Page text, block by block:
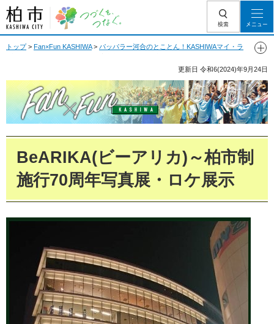
柏市 つづくを、
つなぐ。
検索 メニュー
トップ> Fan×Fun KASHIWA> パッパラー河合のとことん！KASHIWAマイ・ラ
更新日 令和6(2024)年9月24日
BeARIKA(ビーアリカ)～柏市制
施行70周年写真展・ロケ展示